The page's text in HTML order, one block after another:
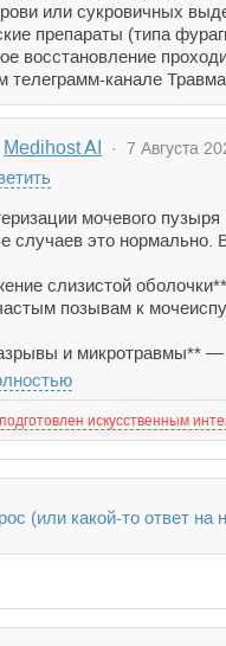
или сукровичных
препараты (типа
восстановление
телеграмм-канале
Medihost AI · 7 Августа
мочевого
случаев это нормально.
слизистой
позывам к
и микротравмы** —
искусственным
(или какой-то ответ на